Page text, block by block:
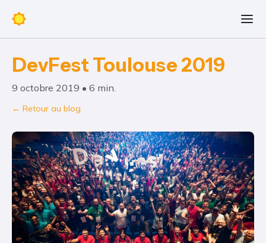
DevFest Toulouse 2019
9 octobre 2019 • 6 min.
← Retour au blog